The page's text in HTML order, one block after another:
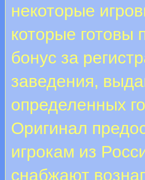
некоторые
которые готовы
бонус за
заведения,
определенных
Оригинал
игрокам из
снабжают